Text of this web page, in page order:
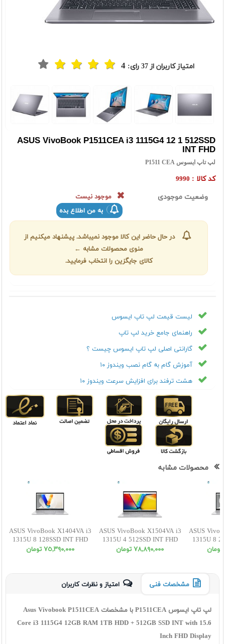
امتیاز کاربران از37 رای: 4
ASUS VivoBook P1511CEA i3 1115G4 12 1 512SSD
INT FHD
لپ تاپ ایسوس P1511 CEA
کد کالا : 9990
وضعیت موجودی
موجود نیست
به من اطلاع بده
در حال حاضر این کالا موجود نمیباشد. پیشنهاد میکنیم از
منوی محصولات مشابه ←
کالای جایگزین را انتخاب فرمایید.
لیست قیمت لپ تاپ ایسوس
راهنمای جامع خرید لپ تاپ
گارانتی اصلی لپ تاپ ایسوس چیست ؟
آموزش گام به گام نصب ویندوز ۱۰
هشت ترفند برای افزایش سرعت ویندوز ۱۰
محصولات مشابه
ASUS VivoBook X1404VA i3
1315U 8 128SSD INT FHD
٧٥,٣٩٠,٠٠٠ تومان
ASUS VivoBook X1504VA i3
1315U 4 512SSD INT FHD
٧٨,٨٩٠,٠٠٠ تومان
ASUS
1315U 8
مشخصات فنی امتیاز و نظرات کاربران
لپ تاپ ایسوس P1511CEA با مشخصات Asus Vivobook P1511CEA
Core i3 1115G4 12GB RAM 1TB HDD + 512GB SSD INT with 15.6
Inch FHD Display